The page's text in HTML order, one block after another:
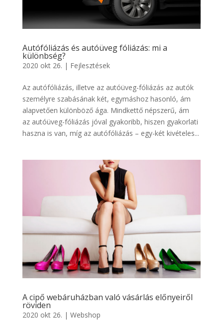
Autófóliázás és autóüveg fóliázás: mi a
különbség?
2020 okt 26. | Fejlesztések
Az autófóliázás, illetve az autóüveg-fóliázás az autók
személyre szabásának két, egymáshoz hasonló, ám
alapvetően különböző ága. Mindkettő népszerű, ám
az autóüveg-fóliázás jóval gyakoribb, hiszen gyakorlati
haszna is van, míg az autófóliázás – egy-két kivételes...
A cipő webáruházban való vásárlás előnyeiről
röviden
2020 okt 26. | Webshop